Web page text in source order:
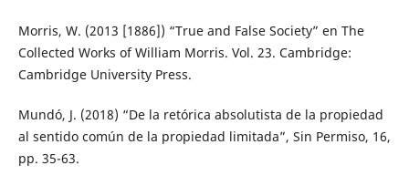
Morris, W. (2013 [1886]) “True and False Society” en The
Collected Works of William Morris. Vol. 23. Cambridge:
Cambridge University Press.
Mundó, J. (2018) “De la retórica absolutista de la propiedad
al sentido común de la propiedad limitada”, Sin Permiso, 16,
pp. 35-63.